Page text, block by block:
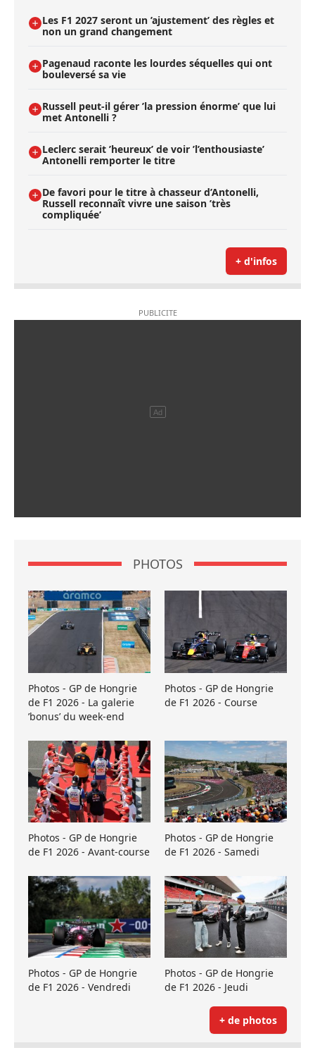
Les F1 2027 seront un ’ajustement’ des règles et
non un grand changement
Pagenaud raconte les lourdes séquelles qui ont
bouleversé sa vie
Russell peut-il gérer ’la pression énorme’ que lui
met Antonelli ?
Leclerc serait ’heureux’ de voir ’l’enthousiaste’
Antonelli remporter le titre
De favori pour le titre à chasseur d’Antonelli,
Russell reconnaît vivre une saison ’très
compliquée’
+ d'infos
PHOTOS
Photos - GP de Hongrie
de F1 2026 - La galerie
’bonus’ du week-end
Photos - GP de Hongrie
de F1 2026 - Course
Photos - GP de Hongrie
de F1 2026 - Avant-course
Photos - GP de Hongrie
de F1 2026 - Samedi
Photos - GP de Hongrie
de F1 2026 - Vendredi
Photos - GP de Hongrie
de F1 2026 - Jeudi
+ de photos